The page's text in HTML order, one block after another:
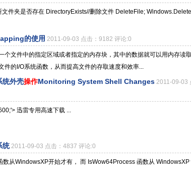
件夹是否存在 DirectoryExists//删除文件 DeleteFile;
的使用 2011-09-03 点击：9182 评论:0
个文件中的指定区域或者指定的内存块，其中的数据就可以用内存读
件的I/O系统函数，从而提高文件的存取速度和效率...
统外壳操作Monitoring System Shell Changes 2011-09-03
迅雷专用高速下载 ...
统 2011-09-03 点击：4837 评论:0
数从WindowsXP开始才有， 而 IsWow64Process 函数从 WindowsXP